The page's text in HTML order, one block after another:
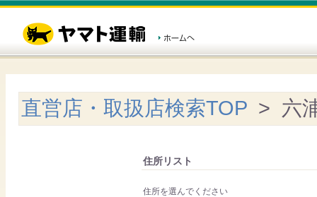
直営店・取扱店検索TOP > 六
住所リスト
住所を選んでください